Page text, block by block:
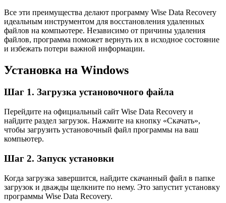
Все эти преимущества делают программу Wise Data Recovery
идеальным инструментом для восстановления удаленных
файлов на компьютере. Независимо от причины удаления
файлов, программа поможет вернуть их в исходное состояние
и избежать потери важной информации.
Установка на Windows
Шаг 1. Загрузка установочного файла
Перейдите на официальный сайт Wise Data Recovery и
найдите раздел загрузок. Нажмите на кнопку «Скачать»,
чтобы загрузить установочный файл программы на ваш
компьютер.
Шаг 2. Запуск установки
Когда загрузка завершится, найдите скачанный файл в папке
загрузок и дважды щелкните по нему. Это запустит установку
программы Wise Data Recovery.